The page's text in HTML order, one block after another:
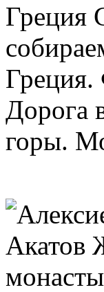
Греция
Греция.
Дорога
горы.